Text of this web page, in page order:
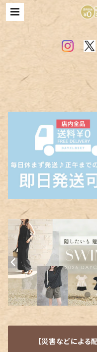
【災害などによる